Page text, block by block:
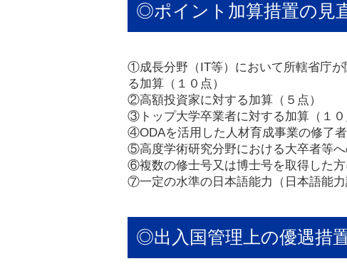
◎ポイント加算措置の見
①成長分野（IT等）において所轄省庁
る加算（１０点）
②高額投資家に対する加算（５点）
③トップ大学卒業者に対する加算（１０
④ODAを活用した人材育成事業の修了者
⑤高度学術研究分野における大卒者等へ
⑥複数の修士号又は博士号を取得した方
⑦一定の水準の日本語能力（日本語能力
◎出入国管理上の優遇措